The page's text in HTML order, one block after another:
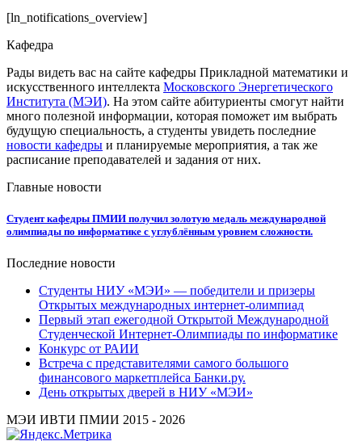
[ln_notifications_overview]
Кафедра
Рады видеть вас на сайте кафедры Прикладной математики и
искусственного интеллекта Московского Энергетического
Института (МЭИ). На этом сайте абитуриенты смогут найти
много полезной информации, которая поможет им выбрать
будущую специальность, а студенты увидеть последние
новости кафедры и планируемые мероприятия, а так же
расписание преподавателей и задания от них.
Главные новости
Студент кафедры ПМИИ получил золотую медаль международной
олимпиады по информатике с углублённым уровнем сложности.
Последние новости
Студенты НИУ «МЭИ» — победители и призеры
Открытых международных интернет-олимпиад
Первый этап ежегодной Открытой Международной
Студенческой Интернет-Олимпиады по информатике
Конкурс от РАИИ
Встреча с представителями самого большого
финансового маркетплейса Банки.ру.
День открытых дверей в НИУ «МЭИ»
МЭИ ИВТИ ПМИИ 2015 - 2026